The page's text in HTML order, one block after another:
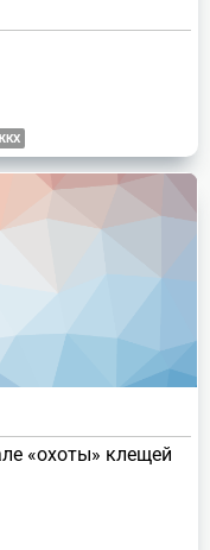
«охоты» клещей